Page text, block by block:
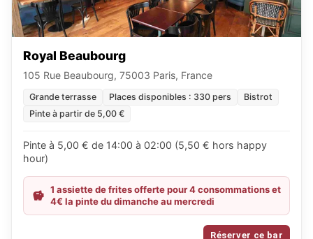
Royal Beaubourg
105 Rue Beaubourg, 75003 Paris, France
Grande terrasse Places disponibles : 330 pers
Bistrot
Pinte à partir de 5,00 €
Pinte à 5,00 € de 14:00 à 02:00 (5,50 € hors happy
hour)
1 assiette de frites offerte pour 4 consommations et
4€ la pinte du dimanche au mercredi
Réserver ce bar